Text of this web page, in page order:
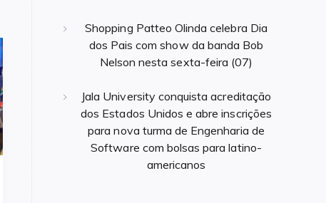
Shopping Patteo Olinda celebra Dia
dos Pais com show da banda Bob
Nelson nesta sexta-feira (07)
Jala University conquista acreditação
dos Estados Unidos e abre inscrições
para nova turma de Engenharia de
Software com bolsas para latino-
americanos